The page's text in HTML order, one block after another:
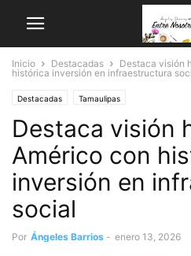
Inicio Destacadas
Destaca visión
histórica inversión en infraestructura
Destacadas Tamaulipas
Destaca visión
Américo con
inversión en
social
Por Ángeles Barrios - enero 13, 2026